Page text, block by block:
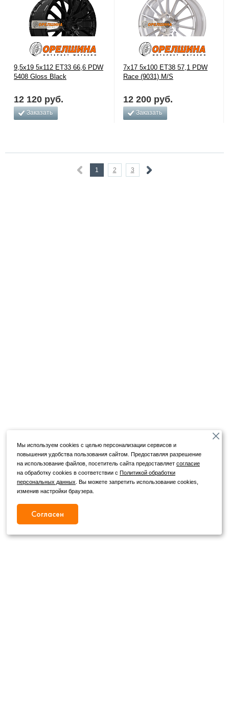
9,5x19 5x112 ET33 66,6 PDW
5408 Gloss Black
12 120 руб.
Заказать
7x17 5x100 ET38 57,1 PDW
Race (9031) M/S
12 200 руб.
Заказать
1 2 3
Мы используем cookies с целью персонализации сервисов и
повышения удобства пользования сайтом. Предоставляя разрешение
на использование файлов, посетитель сайта предоставляетсогласие
на обработку cookies в соответствии сПолитикой обработки
персональных данных . Вы можете запретить использование cookies,
изменив настройки браузера.
Согласен